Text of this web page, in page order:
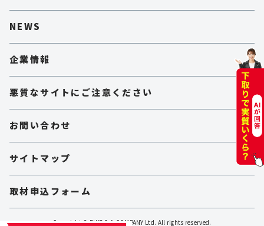
NEWS
企業情報
悪質なサイトにご注意ください
お問い合わせ
サイトマップ
取材申込フォーム
Copyright © BIKE O & COMPANY Ltd. All rights reserved.